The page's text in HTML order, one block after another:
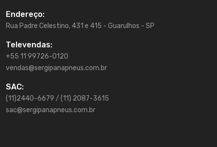
Endereço:
Rua Padre Celestino, 431 e 415 - Guarulhos - SP
Televendas:
+55 11 99726-0120
vendas@sergipanapneus.com.br
SAC:
(11)2440-6679 / (11) 2087-3615
sac@sergipanapneus.com.br